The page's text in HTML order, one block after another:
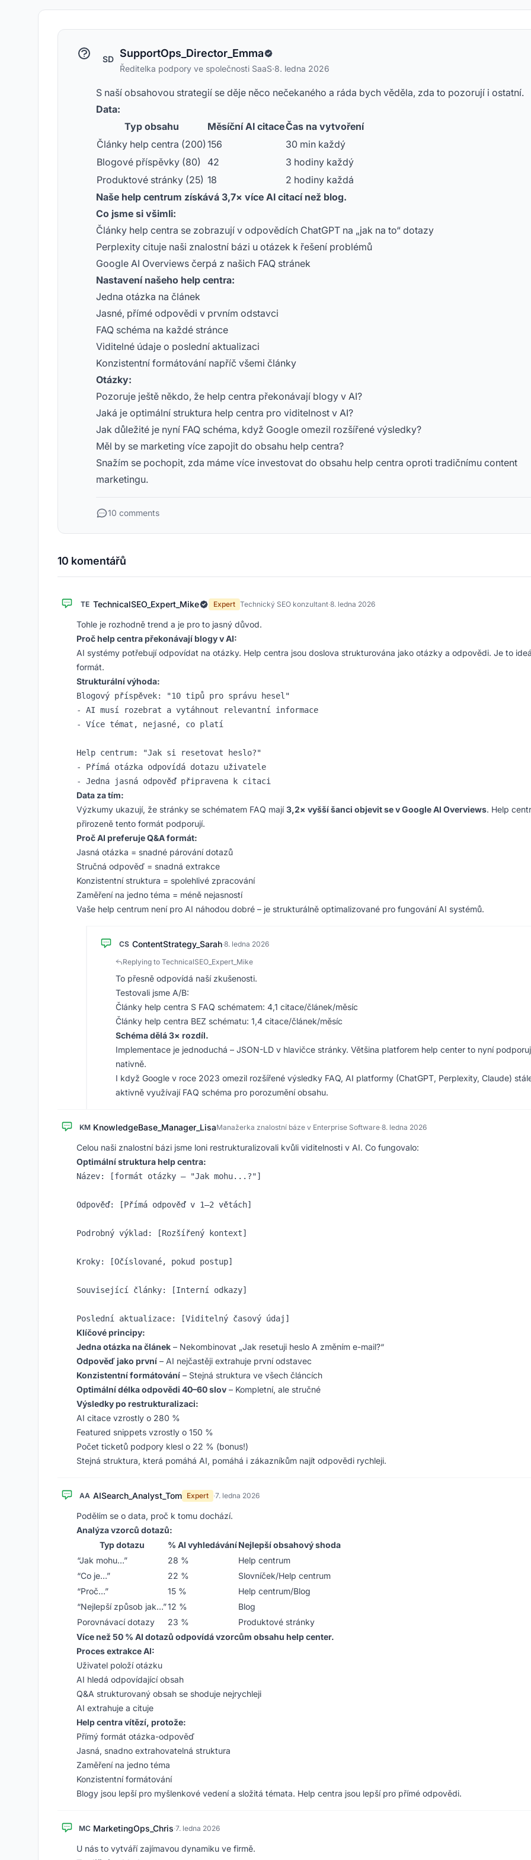
SD SupportOps_Director_Emma
Ředitelka podpory ve společnosti SaaS·8. ledna 2026
S naší obsahovou strategií se děje něco nečekaného a ráda bych věděla, zda to pozorují i ostatní.
Data:
Typ obsahu
Měsíční AI citaceČas na vytvoření
Články help centra (200) 156
30 min každý
Blogové příspěvky (80)
42
3 hodiny každý
Produktové stránky (25) 18
2 hodiny každá
Naše help centrum získává 3,7× více AI citací než blog.
Co jsme si všimli:
Články help centra se zobrazují v odpovědích ChatGPT na „jak na to“ dotazy
Perplexity cituje naši znalostní bázi u otázek k řešení problémů
Google AI Overviews čerpá z našich FAQ stránek
Nastavení našeho help centra:
Jedna otázka na článek
Jasné, přímé odpovědi v prvním odstavci
FAQ schéma na každé stránce
Viditelné údaje o poslední aktualizaci
Konzistentní formátování napříč všemi články
Otázky:
Pozoruje ještě někdo, že help centra překonávají blogy v AI?
Jaká je optimální struktura help centra pro viditelnost v AI?
Jak důležité je nyní FAQ schéma, když Google omezil rozšířené výsledky?
Měl by se marketing více zapojit do obsahu help centra?
Snažím se pochopit, zda máme více investovat do obsahu help centra oproti tradičnímu content
marketingu.
10 comments
10 komentářů
TE TechnicalSEO_Expert_Mike Expert Technický SEO konzultant·8. ledna 2026
Tohle je rozhodně trend a je pro to jasný důvod.
Proč help centra překonávají blogy v AI:
AI systémy potřebují odpovídat na otázky. Help centra jsou doslova strukturována jako otázky a odpovědi. Je to
formát.
Strukturální výhoda:
Blogový příspěvek: "10 tipů pro správu hesel"
- AI musí rozebrat a vytáhnout relevantní informace
- Více témat, nejasné, co platí
Help centrum: "Jak si resetovat heslo?"
- Přímá otázka odpovídá dotazu uživatele
Data za tím:
Výzkumy ukazují, že stránky se schématem FAQ mají3,2× vyšší šanci objevit se v Google AI Overviews. Help
přirozeně tento formát podporují.
Proč AI preferuje Q&A formát:
Jasná otázka = snadné párování dotazů
Stručná odpověď = snadná extrakce
Konzistentní struktura = spolehlivé zpracování
Zaměření na jedno téma = méně nejasností
Vaše help centrum není pro AI náhodou dobré – je strukturálně optimalizované pro fungování AI systémů.
CS ContentStrategy_Sarah·8. ledna 2026
Replying to TechnicalSEO_Expert_Mike
To přesně odpovídá naší zkušenosti.
Testovali jsme A/B:
Články help centra S FAQ schématem: 4,1 citace/článek/měsíc
Články help centra BEZ schématu: 1,4 citace/článek/měsíc
Schéma dělá 3× rozdíl.
Implementace je jednoduchá – JSON-LD v hlavičce stránky. Většina platforem help center to nyní
nativně.
I když Google v roce 2023 omezil rozšířené výsledky FAQ, AI platformy (ChatGPT, Perplexity, Claude)
aktivně využívají FAQ schéma pro porozumění obsahu.
KM KnowledgeBase_Manager_LisaManažerka znalostní báze v Enterprise Software·8. ledna 2026
Celou naši znalostní bázi jsme loni restrukturalizovali kvůli viditelnosti v AI. Co fungovalo:
Optimální struktura help centra:
Název: [formát otázky – "Jak mohu...?"]
Odpověď: [Přímá odpověď v 1–2 větách]
Podrobný výklad: [Rozšířený kontext]
Kroky: [Očíslované, pokud postup]
Související články: [Interní odkazy]
Klíčové principy:
Jedna otázka na článek – Nekombinovat „Jak resetuji heslo A změním e-mail?“
Odpověď jako první – AI nejčastěji extrahuje první odstavec
Konzistentní formátování – Stejná struktura ve všech článcích
Optimální délka odpovědi 40–60 slov – Kompletní, ale stručné
Výsledky po restrukturalizaci:
AI citace vzrostly o 280 %
Featured snippets vzrostly o 150 %
Počet ticketů podpory klesl o 22 % (bonus!)
Stejná struktura, která pomáhá AI, pomáhá i zákazníkům najít odpovědi rychleji.
AA AISearch_Analyst_Tom Expert ·7. ledna 2026
Podělím se o data, proč k tomu dochází.
Analýza vzorců dotazů:
Typ dotazu
% AI vyhledáváníNejlepší obsahový shoda
“Jak mohu…”
28 %
Help centrum
“Co je…”
22 %
Slovníček/Help centrum
“Proč…”
15 %
Help centrum/Blog
“Nejlepší způsob jak…”12 %
Blog
Porovnávací dotazy
23 %
Produktové stránky
Více než 50 % AI dotazů odpovídá vzorcům obsahu help center.
Proces extrakce AI:
Uživatel položí otázku
AI hledá odpovídající obsah
Q&A strukturovaný obsah se shoduje nejrychleji
AI extrahuje a cituje
Help centra vítězí, protože:
Přímý formát otázka-odpověď
Jasná, snadno extrahovatelná struktura
Zaměření na jedno téma
Konzistentní formátování
Blogy jsou lepší pro myšlenkové vedení a složitá témata. Help centra jsou lepší pro přímé odpovědi.
MC MarketingOps_Chris·7. ledna 2026
U nás to vytváří zajímavou dynamiku ve firmě.